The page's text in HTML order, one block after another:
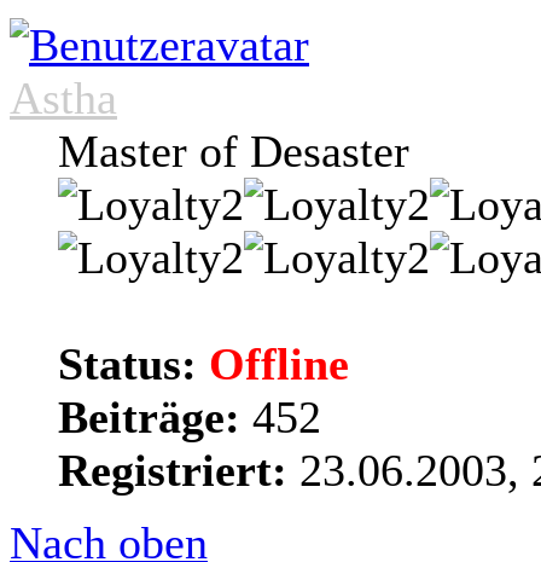
Astha
Master of Desaster
Status: Offline
Beiträge: 452
Registriert: 23.06.2003,
Nach oben